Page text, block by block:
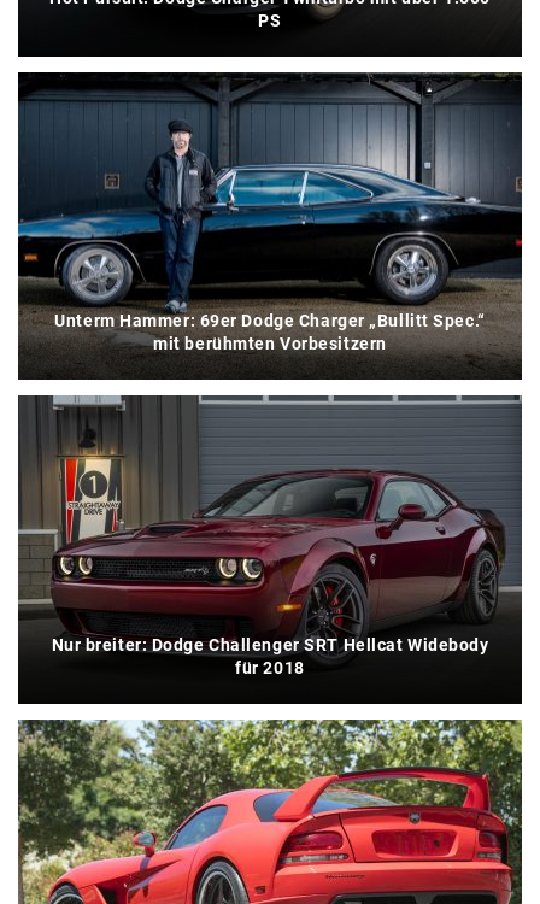
PS
Unterm Hammer: 69er Dodge Charger „Bullitt Spec.“
mit berühmten Vorbesitzern
Nur breiter: Dodge Challenger SRT Hellcat Widebody
für 2018